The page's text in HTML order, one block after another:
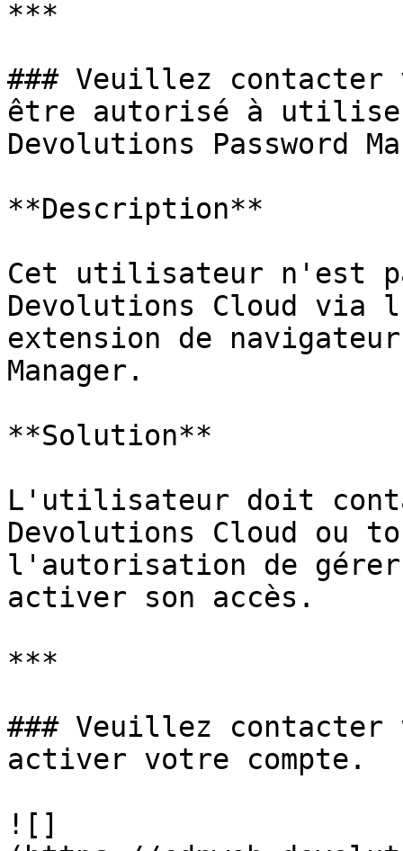
***
### Veuillez contacter
être autorisé à
Devolutions Password
**Description**
Cet utilisateur n'est
Devolutions Cloud via
extension de
Manager.
**Solution**
L'utilisateur doit
Devolutions Cloud ou
l'autorisation de
activer son accès.
***
### Veuillez contacter
activer votre compte.
![]